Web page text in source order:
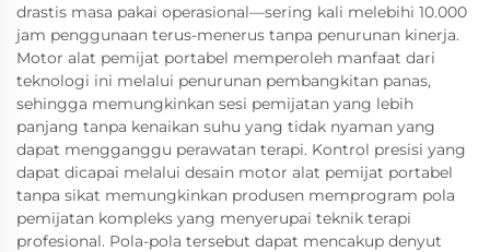
drastis masa pakai operasional—sering kali melebihi 10.000
jam penggunaan terus-menerus tanpa penurunan kinerja.
Motor alat pemijat portabel memperoleh manfaat dari
teknologi ini melalui penurunan pembangkitan panas,
sehingga memungkinkan sesi pemijatan yang lebih
panjang tanpa kenaikan suhu yang tidak nyaman yang
dapat mengganggu perawatan terapi. Kontrol presisi yang
dapat dicapai melalui desain motor alat pemijat portabel
tanpa sikat memungkinkan produsen memprogram pola
pemijatan kompleks yang menyerupai teknik terapi
profesional. Pola-pola tersebut dapat mencakup denyut